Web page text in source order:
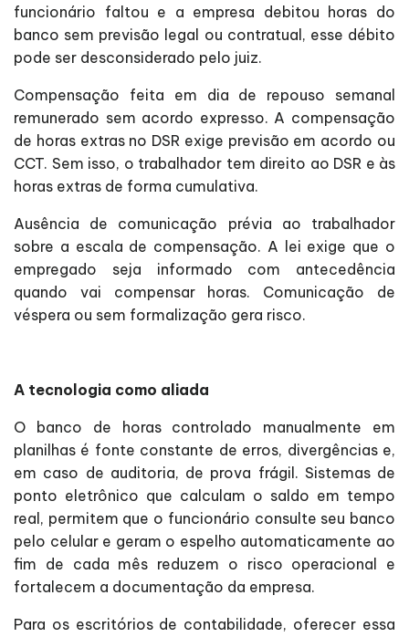
funcionário faltou e a empresa debitou horas do
banco sem previsão legal ou contratual, esse débito
pode ser desconsiderado pelo juiz.
Compensação feita em dia de repouso semanal
remunerado sem acordo expresso. A compensação
de horas extras no DSR exige previsão em acordo ou
CCT. Sem isso, o trabalhador tem direito ao DSR e às
horas extras de forma cumulativa.
Ausência de comunicação prévia ao trabalhador
sobre a escala de compensação. A lei exige que o
empregado seja informado com antecedência
quando vai compensar horas. Comunicação de
véspera ou sem formalização gera risco.
A tecnologia como aliada
O banco de horas controlado manualmente em
planilhas é fonte constante de erros, divergências e,
em caso de auditoria, de prova frágil. Sistemas de
ponto eletrônico que calculam o saldo em tempo
real, permitem que o funcionário consulte seu banco
pelo celular e geram o espelho automaticamente ao
fim de cada mês reduzem o risco operacional e
fortalecem a documentação da empresa.
Para os escritórios de contabilidade, oferecer essa